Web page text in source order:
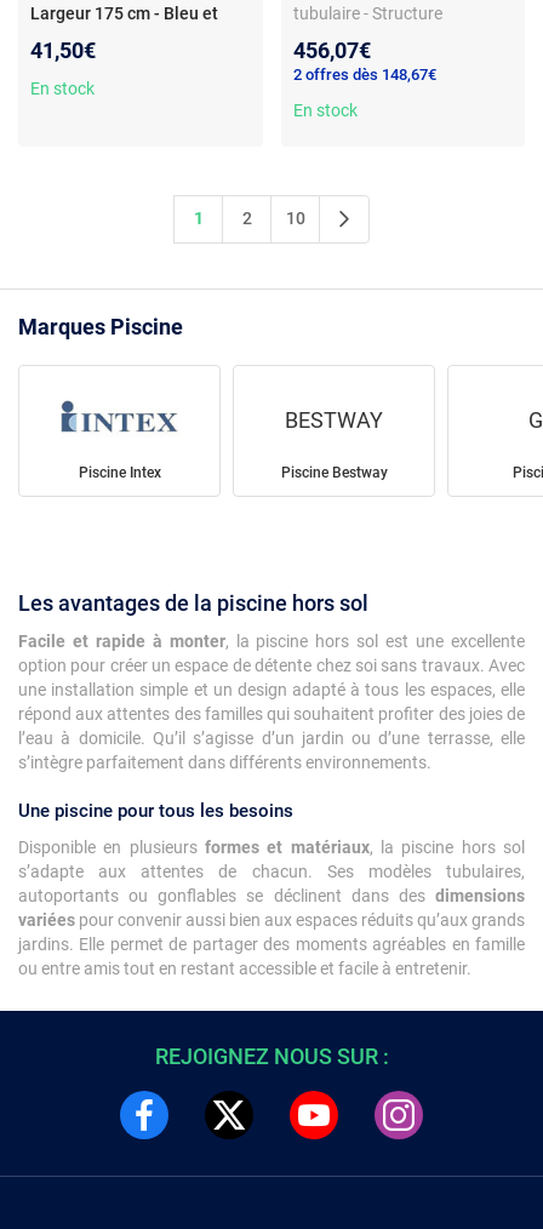
Largeur 175 cm - Bleu et
rectangulaire Family -
Longueur 262 cm x Largeur
41,50€
En stock
tubulaire - Structure
Couleur bleue - 450 x 220 x
84 cm
456,07€
2 offres dès 148,67€
En stock
1 2 10
Marques Piscine
Piscine Intex
BESTWAY
Piscine Bestway
Les avantages de la piscine hors sol
Facile et rapide à monter, la piscine hors sol est une excellente
option pour créer un espace de détente chez soi sans travaux. Avec
une installation simple et un design adapté à tous les espaces, elle
répond aux attentes des familles qui souhaitent profiter des joies de
l’eau à domicile. Qu’il s’agisse d’un jardin ou d’une terrasse, elle
s’intègre parfaitement dans différents environnements.
Une piscine pour tous les besoins
Disponible en plusieurs formes et matériaux, la piscine hors sol
s’adapte aux attentes de chacun. Ses modèles tubulaires,
autoportants ou gonflables se déclinent dans des dimensions
variées pour convenir aussi bien aux espaces réduits qu’aux grands
jardins. Elle permet de partager des moments agréables en famille
ou entre amis tout en restant accessible et facile à entretenir.
REJOIGNEZ NOUS SUR :